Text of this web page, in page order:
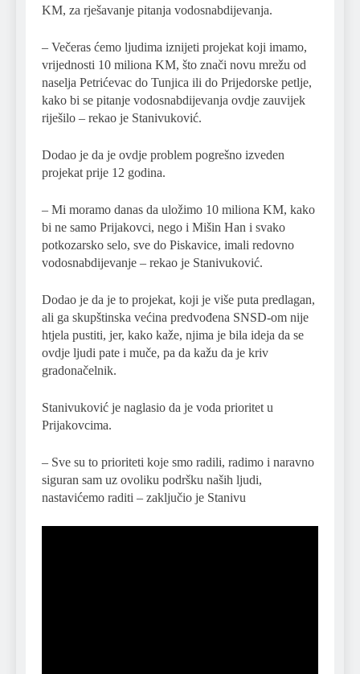
KM, za rješavanje pitanja vodosnabdijevanja.
– Večeras ćemo ljudima iznijeti projekat koji imamo,
vrijednosti 10 miliona KM, što znači novu mrežu od
naselja Petrićevac do Tunjica ili do Prijedorske petlje,
kako bi se pitanje vodosnabdijevanja ovdje zauvijek
riješilo – rekao je Stanivuković.
Dodao je da je ovdje problem pogrešno izveden
projekat prije 12 godina.
– Mi moramo danas da uložimo 10 miliona KM, kako
bi ne samo Prijakovci, nego i Mišin Han i svako
potkozarsko selo, sve do Piskavice, imali redovno
vodosnabdijevanje – rekao je Stanivuković.
Dodao je da je to projekat, koji je više puta predlagan,
ali ga skupštinska većina predvođena SNSD-om nije
htjela pustiti, jer, kako kaže, njima je bila ideja da se
ovdje ljudi pate i muče, pa da kažu da je kriv
gradonačelnik.
Stanivuković je naglasio da je voda prioritet u
Prijakovcima.
– Sve su to prioriteti koje smo radili, radimo i naravno
siguran sam uz ovoliku podršku naših ljudi,
nastavićemo raditi – zaključio je Stanivu